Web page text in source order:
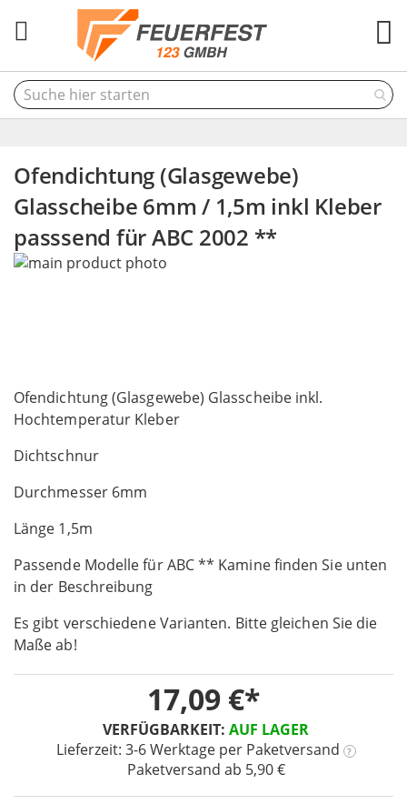
Ofendichtung (Glasgewebe)
Glasscheibe 6mm / 1,5m inkl Kleber
passsend für ABC 2002 **
Ofendichtung (Glasgewebe) Glasscheibe inkl.
Hochtemperatur Kleber
Dichtschnur
Durchmesser 6mm
Länge 1,5m
Passende Modelle für ABC ** Kamine finden Sie unten
in der Beschreibung
Es gibt verschiedene Varianten. Bitte gleichen Sie die
Maße ab!
VERFÜGBARKEIT: AUF LAGER
Lieferzeit: 3-6 Werktageper Paketversand ?
Paketversand ab 5,90 €
17,09 €
Skip
gallery
to
the
of
images